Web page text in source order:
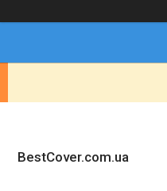
BestCover.com.ua